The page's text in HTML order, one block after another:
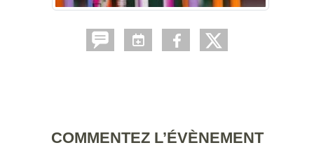
COMMENTEZ L’ÉVÈNEMENT